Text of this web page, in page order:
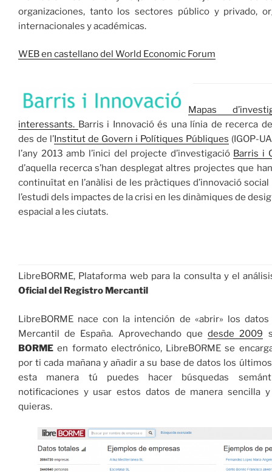
organizaciones, tanto los sectores público y privado,
internacionales y académicas.
WEB en castellano del World Economic Forum
Mapas
interessants. Barris i Innovació és una línia de recerca
des de l’Institut de Govern i Polítiques Públiques (IGOP-
l’any 2013 amb l’inici del projecte d’investigació Barris i
d’aquella recerca s’han desplegat altres projectes que
continuïtat en l’anàlisi de les pràctiques d’innovació social
l’estudi dels impactes de la crisi en les dinàmiques de
espacial a les ciutats.
LibreBORME, Plataforma web para la consulta y el
Oficial del Registro Mercantil
LibreBORME nace con la intención de «abrir» los
Mercantil de España. Aprovechando quedesde 2009
BORME en formato electrónico, LibreBORME se
por ti cada mañana y añadir a su base de datos los
esta manera tú puedes hacer búsquedas
notificaciones y usar estos datos de manera sencilla
quieras.